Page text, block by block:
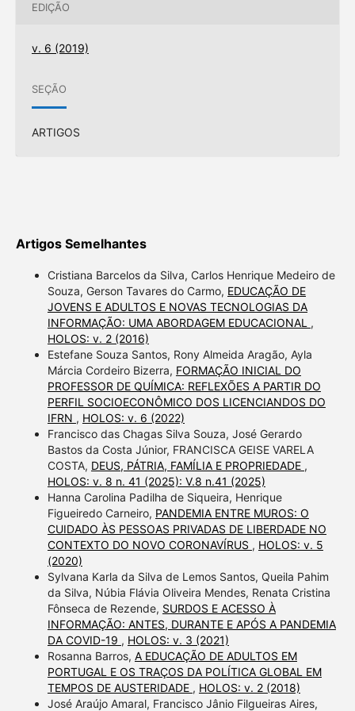
EDIÇÃO
v. 6 (2019)
SEÇÃO
ARTIGOS
Artigos Semelhantes
Cristiana Barcelos da Silva, Carlos Henrique Medeiro de
Souza, Gerson Tavares do Carmo, EDUCAÇÃO DE
JOVENS E ADULTOS E NOVAS TECNOLOGIAS DA
INFORMAÇÃO: UMA ABORDAGEM EDUCACIONAL ,
HOLOS: v. 2 (2016)
Estefane Souza Santos, Rony Almeida Aragão, Ayla
Márcia Cordeiro Bizerra, FORMAÇÃO INICIAL DO
PROFESSOR DE QUÍMICA: REFLEXÕES A PARTIR DO
PERFIL SOCIOECONÔMICO DOS LICENCIANDOS DO
IFRN , HOLOS: v. 6 (2022)
Francisco das Chagas Silva Souza, José Gerardo
Bastos da Costa Júnior, FRANCISCA GEISE VARELA
COSTA, DEUS, PÁTRIA, FAMÍLIA E PROPRIEDADE ,
HOLOS: v. 8 n. 41 (2025): V.8 n.41 (2025)
Hanna Carolina Padilha de Siqueira, Henrique
Figueiredo Carneiro, PANDEMIA ENTRE MUROS: O
CUIDADO ÀS PESSOAS PRIVADAS DE LIBERDADE NO
CONTEXTO DO NOVO CORONAVÍRUS , HOLOS: v. 5
(2020)
Sylvana Karla da Silva de Lemos Santos, Queila Pahim
da Silva, Núbia Flávia Oliveira Mendes, Renata Cristina
Fônseca de Rezende, SURDOS E ACESSO À
INFORMAÇÃO: ANTES, DURANTE E APÓS A PANDEMIA
DA COVID-19 , HOLOS: v. 3 (2021)
Rosanna Barros, A EDUCAÇÃO DE ADULTOS EM
PORTUGAL E OS TRAÇOS DA POLÍTICA GLOBAL EM
TEMPOS DE AUSTERIDADE , HOLOS: v. 2 (2018)
José Araújo Amaral, Francisco Jânio Filgueiras Aires,